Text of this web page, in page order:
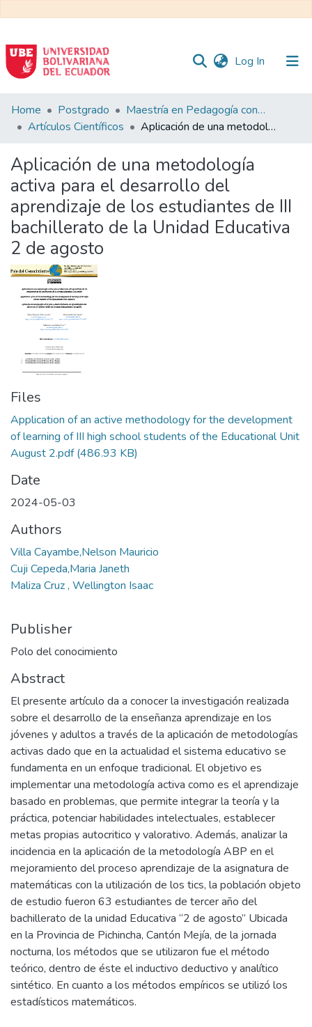
Log In (current)
Communities
&
All of DSpace
Statistics
Home Postgrado
Maestría en Pedagogía con Mención en Formación Técnica y Profesional
Artículos Científicos
Aplicación de una metodología activa para el desarrollo del aprendizaje de los estudiantes de III bachillerato de la Unidad Educativa 2 de agosto
Aplicación de una metodología
activa para el desarrollo del
aprendizaje de los estudiantes de III
bachillerato de la Unidad Educativa
2 de agosto
Files
Application of an active methodology for the development
of learning of III high school students of the Educational Unit
August 2.pdf(486.93 KB)
Date
2024-05-03
Authors
Villa Cayambe,Nelson Mauricio
Cuji Cepeda,Maria Janeth
Maliza Cruz , Wellington Isaac
Publisher
Polo del conocimiento
Abstract
El presente artículo da a conocer la investigación realizada
sobre el desarrollo de la enseñanza aprendizaje en los
jóvenes y adultos a través de la aplicación de metodologías
activas dado que en la actualidad el sistema educativo se
fundamenta en un enfoque tradicional. El objetivo es
implementar una metodología activa como es el aprendizaje
basado en problemas, que permite integrar la teoría y la
práctica, potenciar habilidades intelectuales, establecer
metas propias autocritico y valorativo. Además, analizar la
incidencia en la aplicación de la metodología ABP en el
mejoramiento del proceso aprendizaje de la asignatura de
matemáticas con la utilización de los tics, la población objeto
de estudio fueron 63 estudiantes de tercer año del
bachillerato de la unidad Educativa “2 de agosto” Ubicada
en la Provincia de Pichincha, Cantón Mejía, de la jornada
nocturna, los métodos que se utilizaron fue el método
teórico, dentro de éste el inductivo deductivo y analítico
sintético. En cuanto a los métodos empíricos se utilizó los
estadísticos matemáticos.